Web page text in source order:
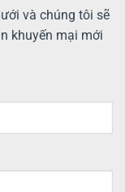
và chúng tôi sẽ
khuyến mại mới